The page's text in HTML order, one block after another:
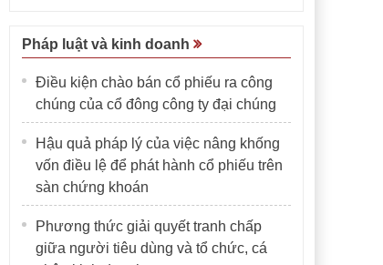
Pháp luật và kinh doanh
Điều kiện chào bán cổ phiếu ra công
chúng của cổ đông công ty đại chúng
Hậu quả pháp lý của việc nâng khống
vốn điều lệ để phát hành cổ phiếu trên
sàn chứng khoán
Phương thức giải quyết tranh chấp
giữa người tiêu dùng và tổ chức, cá